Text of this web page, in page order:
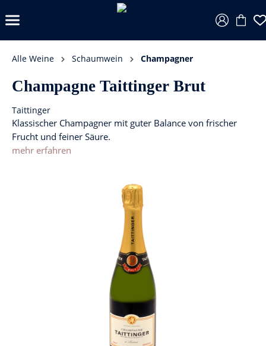
Alle Weine Schaumwein Champagner
Champagne Taittinger Brut
Taittinger
Klassischer Champagner mit guter Balance von frischer
Frucht und feiner Säure.
mehr erfahren